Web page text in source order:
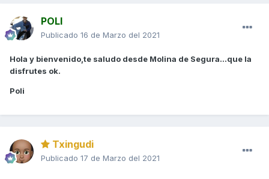
POLI
Publicado 16 de Marzo del 2021
Hola y bienvenido,te saludo desde Molina de Segura...que la
disfrutes ok.
Poli
Txingudi
Publicado 17 de Marzo del 2021